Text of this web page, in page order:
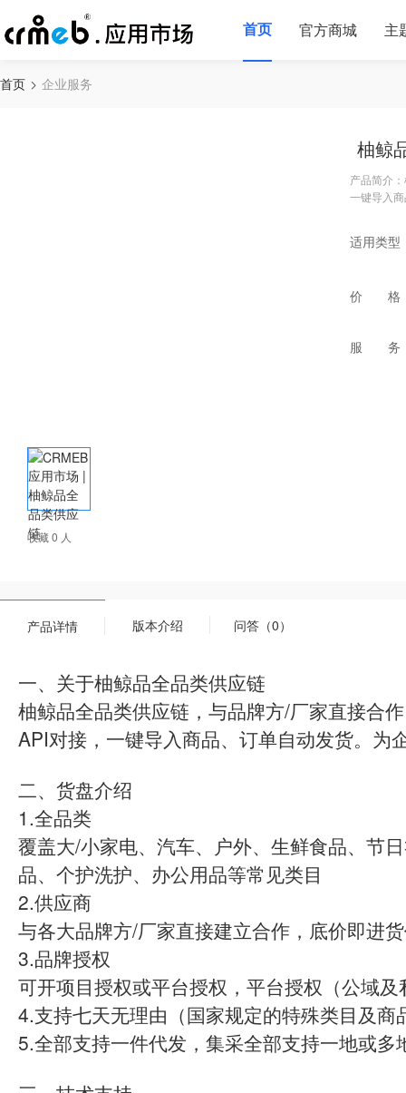
首页 官方商城 主
首页 企业服务
收藏 0 人
柚鲸
产品简介
一键导入
适用类型
价 格
服 务
产品详情 版本介绍 问答（0）
一、关于柚鲸品全品类供应链
柚鲸品全品类供应链，与品牌方/厂家直接合
API对接，一键导入商品、订单自动发货。为
二、货盘介绍
1.全品类
覆盖大/小家电、汽车、户外、生鲜食品、节
品、个护洗护、办公用品等常见类目
2.供应商
与各大品牌方/厂家直接建立合作，底价即进
3.品牌授权
可开项目授权或平台授权，平台授权（公域
4.支持七天无理由（国家规定的特殊类目及商
5.全部支持一件代发，集采全部支持一地或多